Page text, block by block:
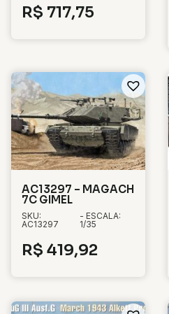
R$ 717,75
AC13297 – MAGACH
7C GIMEL
SKU:
AC13297
- ESCALA:
1/35
R$ 419,92